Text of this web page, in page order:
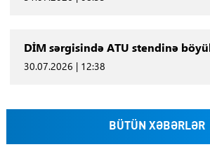
DİM sərgisində ATU stendinə
30.07.2026 | 12:38
BÜTÜN XƏBƏRLƏR